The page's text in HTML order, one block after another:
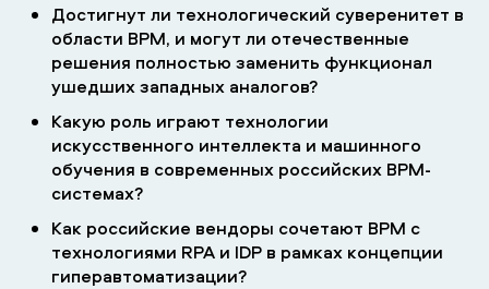
Достигнут ли технологический суверенитет в
области BPM, и могут ли отечественные
решения полностью заменить функционал
ушедших западных аналогов?
Какую роль играют технологии
искусственного интеллекта и машинного
обучения в современных российских BPM-
системах?
Как российские вендоры сочетают BPM с
технологиями RPA и IDP в рамках концепции
гиперавтоматизации?